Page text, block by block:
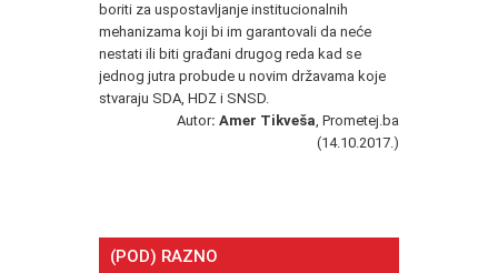
boriti za uspostavljanje institucionalnih
mehanizama koji bi im garantovali da neće
nestati ili biti građani drugog reda kad se
jednog jutra probude u novim državama koje
stvaraju SDA, HDZ i SNSD.
Autor: Amer Tikveša , Prometej.ba
(14.10.2017.)
(POD) RAZNO